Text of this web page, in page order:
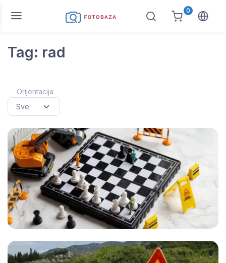
0
Tag: rad
Orijentacija